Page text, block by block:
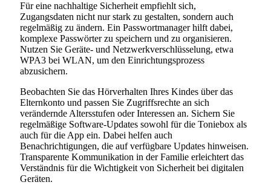
Für eine nachhaltige Sicherheit empfiehlt sich,
Zugangsdaten nicht nur stark zu gestalten, sondern auch
regelmäßig zu ändern. Ein Passwortmanager hilft dabei,
komplexe Passwörter zu speichern und zu organisieren.
Nutzen Sie Geräte- und Netzwerkverschlüsselung, etwa
WPA3 bei WLAN, um den Einrichtungsprozess
abzusichern.
Beobachten Sie das Hörverhalten Ihres Kindes über das
Elternkonto und passen Sie Zugriffsrechte an sich
verändernde Altersstufen oder Interessen an. Sichern Sie
regelmäßige Software-Updates sowohl für die Toniebox als
auch für die App ein. Dabei helfen auch
Benachrichtigungen, die auf verfügbare Updates hinweisen.
Transparente Kommunikation in der Familie erleichtert das
Verständnis für die Wichtigkeit von Sicherheit bei digitalen
Geräten.